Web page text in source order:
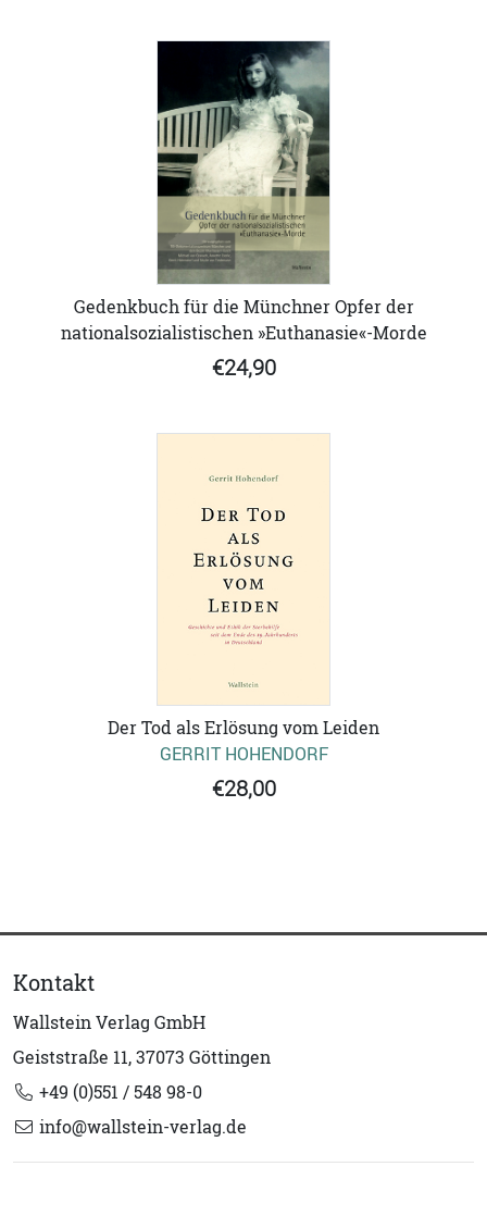
Gedenkbuch für die Münchner Opfer der
nationalsozialistischen »Euthanasie«-Morde
€24,90
Der Tod als Erlösung vom Leiden
GERRIT HOHENDORF
€28,00
Kontakt
Wallstein Verlag GmbH
Geiststraße 11, 37073 Göttingen
+49 (0)551 / 548 98-0
info@wallstein-verlag.de